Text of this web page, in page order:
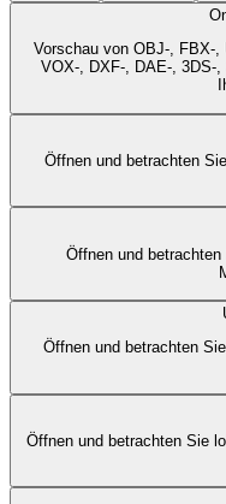
Vorschau von OBJ-, FBX-,
VOX-, DXF-, DAE-, 3DS-
Öffnen und betrachten
Öffnen und
Öffnen und betrachten
Öffnen und betrachten Sie